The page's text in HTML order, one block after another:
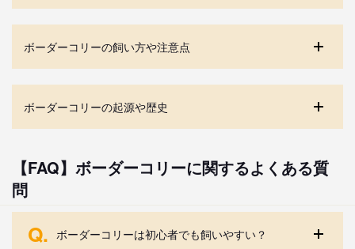
ボーダーコリーの飼い方や注意点
ボーダーコリーの起源や歴史
【FAQ】ボーダーコリーに関するよくある質
問
Q. ボーダーコリーは初心者でも飼いやすい？